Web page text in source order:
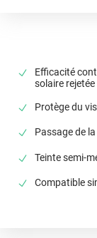
Efficacité
solaire rejetée
Protège du
Passage de
Teinte semi-
Compatible